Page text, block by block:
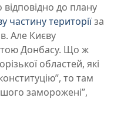
до плану
частину територіїза
Але Києву
Донбасу. Що ж
областей, які
то там
заморожені”,